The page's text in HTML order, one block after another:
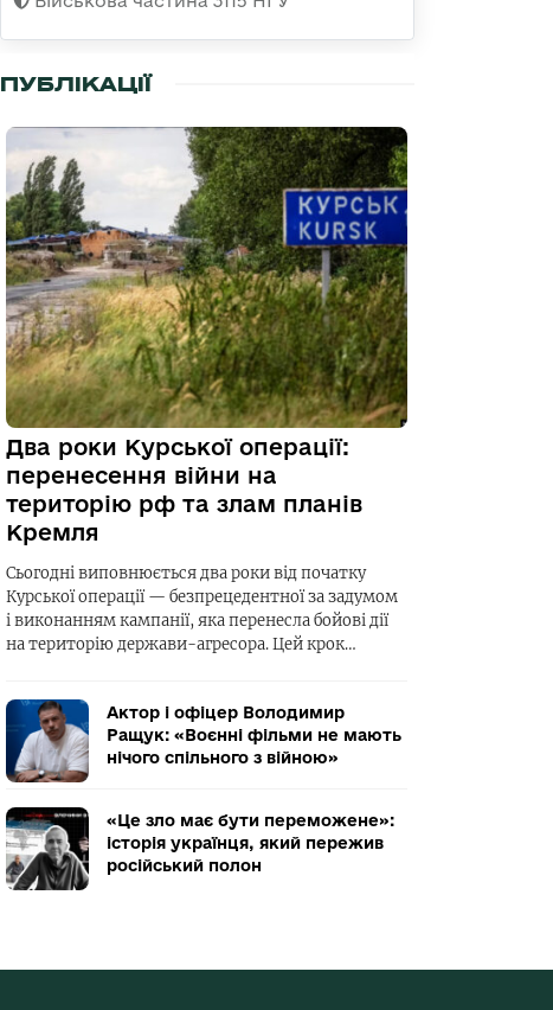
ПУБЛІКАЦІЇ
Два роки Курської операції:
перенесення війни на
територію рф та злам планів
Кремля
Сьогодні виповнюється два роки від початку
Курської операції — безпрецедентної за задумом
і виконанням кампанії, яка перенесла бойові дії
на територію держави-агресора. Цей крок…
Актор і офіцер Володимир
Ращук: «Воєнні фільми не мають
нічого спільного з війною»
«Це зло має бути переможене»:
історія українця, який пережив
російський полон